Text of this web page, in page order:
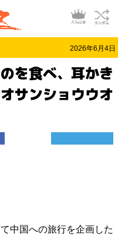
2026年6月4日
を食べ、耳かき
サンショウウオ
中国への旅行を企画した